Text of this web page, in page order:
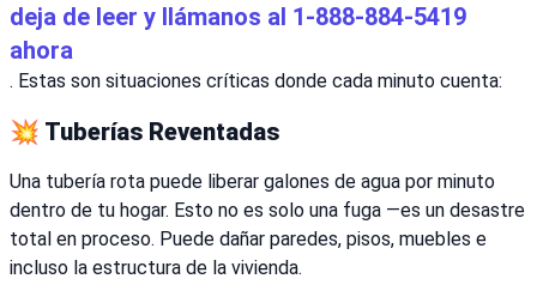
deja de leer y llámanos al 1-888-884-5419
ahora
. Estas son situaciones críticas donde cada minuto cuenta:
💥 Tuberías Reventadas
Una tubería rota puede liberar galones de agua por minuto
dentro de tu hogar. Esto no es solo una fuga —es un desastre
total en proceso. Puede dañar paredes, pisos, muebles e
incluso la estructura de la vivienda.